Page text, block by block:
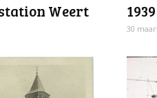
Weert
30